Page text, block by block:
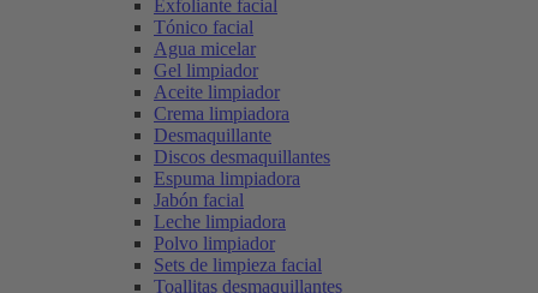
Exfoliante facial
Tónico facial
Agua micelar
Gel limpiador
Aceite limpiador
Crema limpiadora
Desmaquillante
Discos desmaquillantes
Espuma limpiadora
Jabón facial
Leche limpiadora
Polvo limpiador
Sets de limpieza facial
Toallitas desmaquillantes